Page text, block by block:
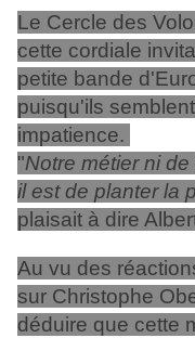
Le Cercle des
cette cordiale
petite bande
puisqu'ils
impatience.
"Notre métier ni
il est de planter la
plaisait à dire
Au vu des
sur Christophe
déduire que cette